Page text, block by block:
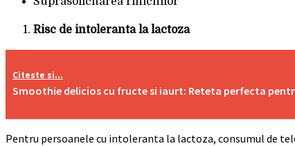
Risc de intoleranta la lactoza
Citeste si...
Smoothie delicios cu fructe si iaurt: Reteta perfecta
Pentru persoanele cu intoleranta la lactoza, consumul de